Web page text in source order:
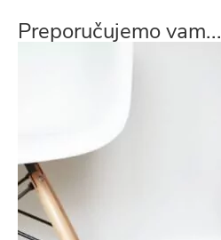
Preporučujemo vam...